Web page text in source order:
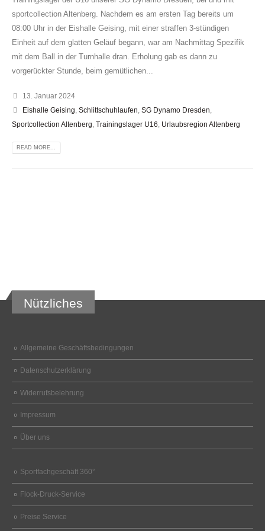
sportcollection Altenberg. Nachdem es am ersten Tag bereits um
08:00 Uhr in der Eishalle Geising, mit einer straffen 3-stündigen
Einheit auf dem glatten Geläuf begann, war am Nachmittag Spezifik
mit dem Ball in der Turnhalle dran. Erholung gab es dann zu
vorgerückter Stunde, beim gemütlichen...
13. Januar 2024
Eishalle Geising Schlittschuhlaufen SG Dynamo Dresden
Sportcollection Altenberg Trainingslager U16 Urlaubsregion Altenberg
READ MORE...
Nützliches
Allgemeine Geschäftsbedingungen
Datenschutzerklärung
Widerrufsbelehrung
Impressum
Über uns
Sportfachgeschäft 360°
Flock-Druck-Service
Preise Service